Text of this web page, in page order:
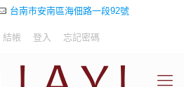
台南市安南區海佃路一段92號
結帳 登入 忘記密碼